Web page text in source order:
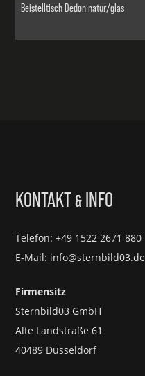
Beistelltisch Dedon natur/glas
KONTAKT& INFO
Telefon: +49 1522 2671 880
E-Mail: info@sternbild03.de
Firmensitz
Sternbild03 GmbH
Alte Landstraße 61
40489 Düsseldorf